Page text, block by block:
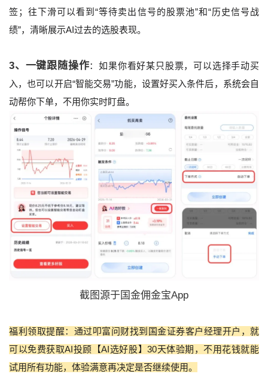
签；往下滑可以看到“等待卖出信号的股票池”和“历史信号战
绩”，清晰展示AI过去的选股表现。
3、一键跟随操作：如果你看好某只股票，可以选择手动买
入，也可以开启“智能交易”功能，设置好买入条件后，系统会自
动帮你下单，不用你实时盯盘。
截图源于国金佣金宝App
福利领取提醒：通过叩富问财找到国金证券客户经理开户，就
可以免费获取AI投顾【AI选好股】30天体验期，不用花钱就能
试用所有功能，体验满意再决定是否继续使用。